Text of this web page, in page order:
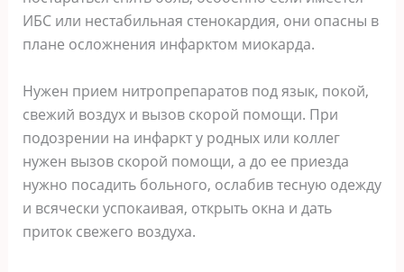
ИБС или нестабильная стенокардия, они опасны в
плане осложнения инфарктом миокарда.
Нужен прием нитропрепаратов под язык, покой,
свежий воздух и вызов скорой помощи. При
подозрении на инфаркт у родных или коллег
нужен вызов скорой помощи, а до ее приезда
нужно посадить больного, ослабив тесную одежду
и всячески успокаивая, открыть окна и дать
приток свежего воздуха.